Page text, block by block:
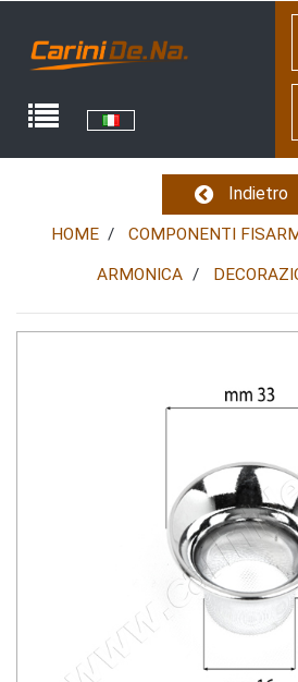
Indietro
HOME COMPONENTI
ARMONICA